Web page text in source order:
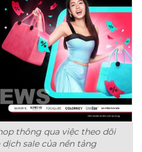
thông qua việc theo dõi
dịch sale của nền tảng